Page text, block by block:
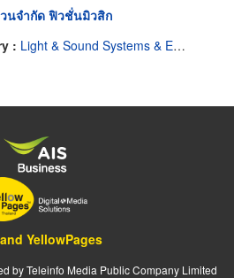
นจำกัด ฟิวชั่นมิวสิก
: Light & Sound Systems & Equipment-Renting
YellowPages
by Teleinfo Media Public Company Limited